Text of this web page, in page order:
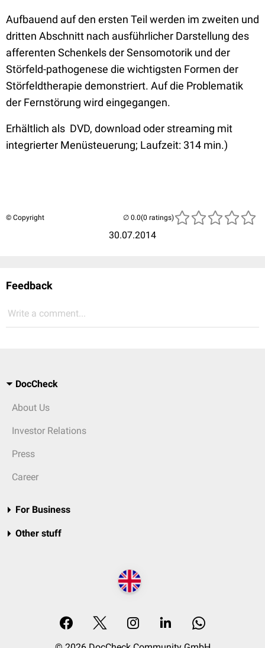
Aufbauend auf den ersten Teil werden im zweiten und
dritten Abschnitt nach ausführlicher Darstellung des
afferenten Schenkels der Sensomotorik und der
Störfeld-pathogenese die wichtigsten Formen der
Störfeldtherapie demonstriert. Auf die Problematik
der Fernstörung wird eingegangen.
Erhältlich als DVD, download oder streaming mit
integrierter Menüsteuerung; Laufzeit: 314 min.)
© Copyright
30.07.2014
(0 ratings)
Feedback
Write a comment...
DocCheck
About Us
Investor Relations
Press
Career
For Business
Other stuff